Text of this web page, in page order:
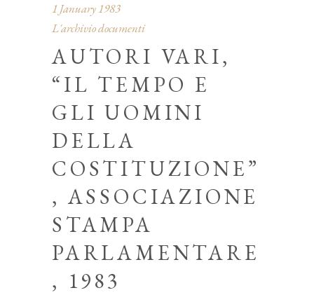
1 January 1983
L'archivio documenti
AUTORI VARI,
“IL TEMPO E
GLI UOMINI
DELLA
COSTITUZIONE”
, ASSOCIAZIONE
STAMPA
PARLAMENTARE
, 1983